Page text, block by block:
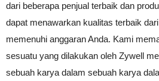
dari beberapa penjual terbaik dan
dapat menawarkan kualitas terbaik
memenuhi anggaran Anda. Kami
sesuatu yang dilakukan oleh Zywell
sebuah karya dalam sebuah karya